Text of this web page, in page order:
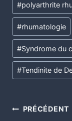
#polyarthrite
#rhumatologie
#Syndrome du
#Tendinite de
PRÉCÉDENT